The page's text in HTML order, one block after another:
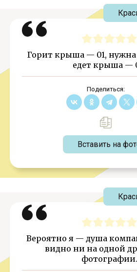
Горит крыша — 01,
едет крыша —
Поделиться:
Вставить на
Вероятно я — душа
видно ни на одной
фотографии.